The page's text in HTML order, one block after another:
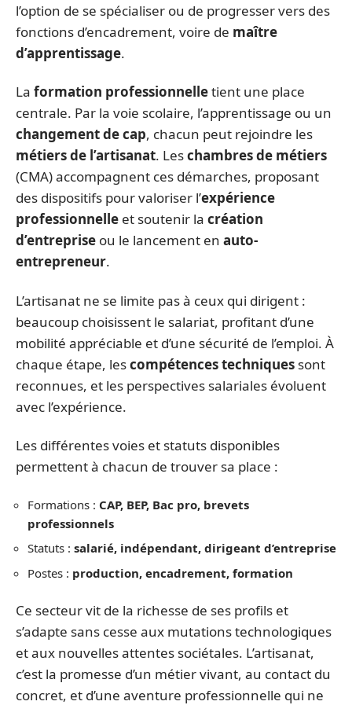
l’option de se spécialiser ou de progresser vers des
fonctions d’encadrement, voire de maître
d’apprentissage.
La formation professionnelletient une place
centrale. Par la voie scolaire, l’apprentissage ou un
changement de cap, chacun peut rejoindre les
métiers de l’artisanat. Leschambres de métiers
(CMA) accompagnent ces démarches, proposant
des dispositifs pour valoriser l’expérience
professionnelle et soutenir la création
d’entreprise ou le lancement en auto-
entrepreneur.
L’artisanat ne se limite pas à ceux qui dirigent :
beaucoup choisissent le salariat, profitant d’une
mobilité appréciable et d’une sécurité de l’emploi. À
chaque étape, lescompétences techniques sont
reconnues, et les perspectives salariales évoluent
avec l’expérience.
Les différentes voies et statuts disponibles
permettent à chacun de trouver sa place :
Formations : CAP, BEP, Bac pro, brevets
professionnels
Statuts : salarié, indépendant, dirigeant d’entreprise
Postes : production, encadrement, formation
Ce secteur vit de la richesse de ses profils et
s’adapte sans cesse aux mutations technologiques
et aux nouvelles attentes sociétales. L’artisanat,
c’est la promesse d’un métier vivant, au contact du
concret, et d’une aventure professionnelle qui ne